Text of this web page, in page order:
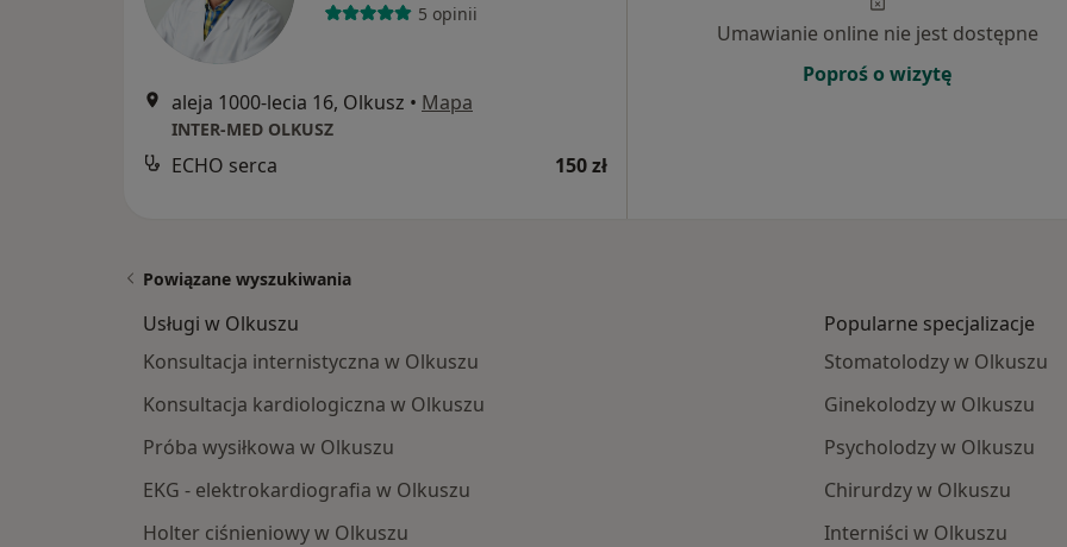
5 opinii
aleja 1000-lecia 16, Olkusz • Mapa
INTER-MED OLKUSZ
ECHO serca 150 zł
Umawianie online nie jest dostępne
Poproś o wizytę
Powiązane wyszukiwania
Usługi w Olkuszu
Konsultacja internistyczna w Olkuszu
Konsultacja kardiologiczna w Olkuszu
Próba wysiłkowa w Olkuszu
EKG - elektrokardiografia w Olkuszu
Holter ciśnieniowy w Olkuszu
Popularne specjalizacje
Stomatolodzy w Olkuszu
Ginekolodzy w Olkuszu
Psycholodzy w Olkuszu
Chirurdzy w Olkuszu
Interniści w Olkuszu